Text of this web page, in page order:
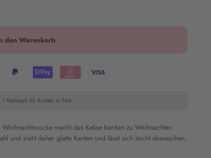
den Warenkorb
1 Mahlzeit für Kinder in Not.
macht das Kekse backen zu Weihnachten
und zieht daher glatte Kanten und lässt sich leicht abwaschen.